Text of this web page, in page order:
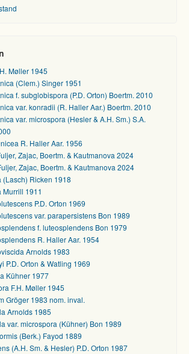
Møller 1945
(Clem.) Singer 1951
f. subglobispora (P.D. Orton) Boertm. 2010
var. konradii (R. Haller Aar.) Boertm. 2010
var. microspora (Hesler & A.H. Sm.) S.A.
R. Haller Aar. 1956
Zajac, Boertm. & Kautmanova 2024
Zajac, Boertm. & Kautmanova 2024
(Lasch) Ricken 1918
Murrill 1911
P.D. Orton 1969
var. parapersistens Bon 1989
f. luteosplendens Bon 1979
R. Haller Aar. 1954
Arnolds 1983
P.D. Orton & Watling 1969
Kühner 1977
F.H. Møller 1945
Gröger 1983 nom. inval.
Arnolds 1985
var. microspora (Kühner) Bon 1989
(Berk.) Fayod 1889
(A.H. Sm. & Hesler) P.D. Orton 1987